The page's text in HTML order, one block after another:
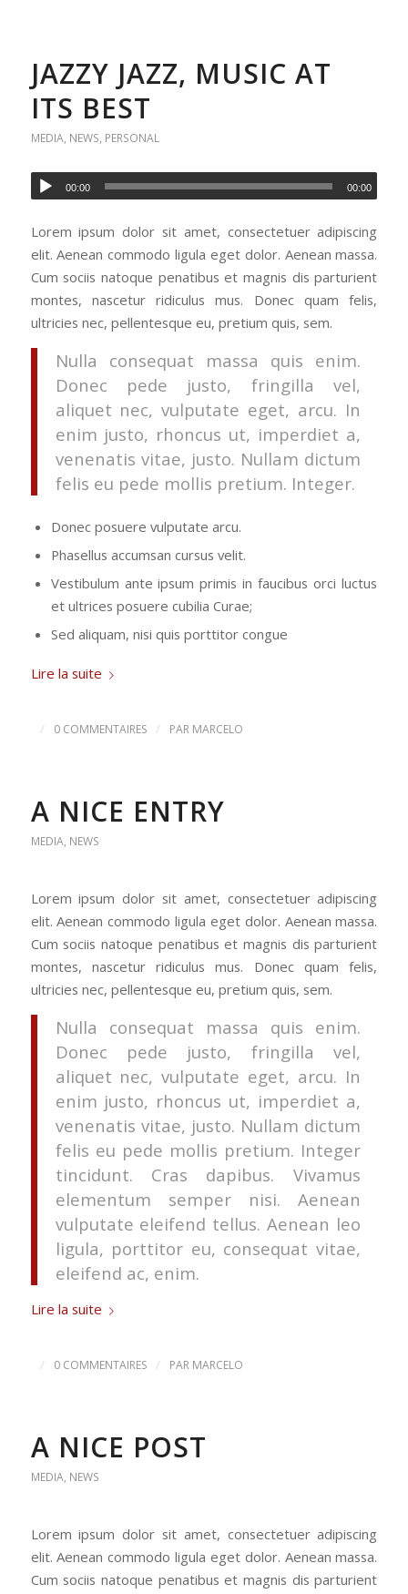
JAZZY JAZZ, MUSIC AT
ITS BEST
MEDIA, NEWS, PERSONAL
00:00 00:00
Lorem ipsum dolor sit amet, consectetuer adipiscing
elit. Aenean commodo ligula eget dolor. Aenean massa.
Cum sociis natoque penatibus et magnis dis parturient
montes, nascetur ridiculus mus. Donec quam felis,
ultricies nec, pellentesque eu, pretium quis, sem.
Nulla consequat massa quis enim.
Donec pede justo, fringilla vel,
aliquet nec, vulputate eget, arcu. In
enim justo, rhoncus ut, imperdiet a,
venenatis vitae, justo. Nullam dictum
felis eu pede mollis pretium. Integer.
Donec posuere vulputate arcu.
Phasellus accumsan cursus velit.
Vestibulum ante ipsum primis in faucibus orci luctus
et ultrices posuere cubilia Curae;
Sed aliquam, nisi quis porttitor congue
Lire la suite
/ 0 COMMENTAIRES / PAR MARCELO
A NICE ENTRY
MEDIA, NEWS
Lorem ipsum dolor sit amet, consectetuer adipiscing
elit. Aenean commodo ligula eget dolor. Aenean massa.
Cum sociis natoque penatibus et magnis dis parturient
montes, nascetur ridiculus mus. Donec quam felis,
ultricies nec, pellentesque eu, pretium quis, sem.
Nulla consequat massa quis enim.
Donec pede justo, fringilla vel,
aliquet nec, vulputate eget, arcu. In
enim justo, rhoncus ut, imperdiet a,
venenatis vitae, justo. Nullam dictum
felis eu pede mollis pretium. Integer
tincidunt. Cras dapibus. Vivamus
elementum semper nisi. Aenean
vulputate eleifend tellus. Aenean leo
ligula, porttitor eu, consequat vitae,
eleifend ac, enim.
Lire la suite
/ 0 COMMENTAIRES / PAR MARCELO
A NICE POST
MEDIA, NEWS
Lorem ipsum dolor sit amet, consectetuer adipiscing
elit. Aenean commodo ligula eget dolor. Aenean massa.
Cum sociis natoque penatibus et magnis dis parturient